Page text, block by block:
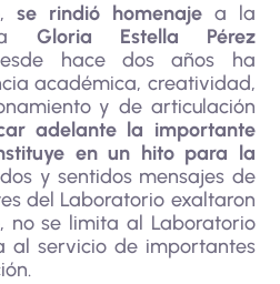
se rindió homenajea la
Gloria Estella Pérez
hace dos años ha
académica, creatividad,
y de articulación
adelante la importante
en un hito para la
y sentidos mensajes de
del Laboratorio exaltaron
no se limita al Laboratorio
al servicio de importantes